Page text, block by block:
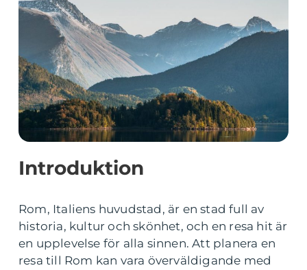
Introduktion
Rom, Italiens huvudstad, är en stad full av
historia, kultur och skönhet, och en resa hit är
en upplevelse för alla sinnen. Att planera en
resa till Rom kan vara överväldigande med